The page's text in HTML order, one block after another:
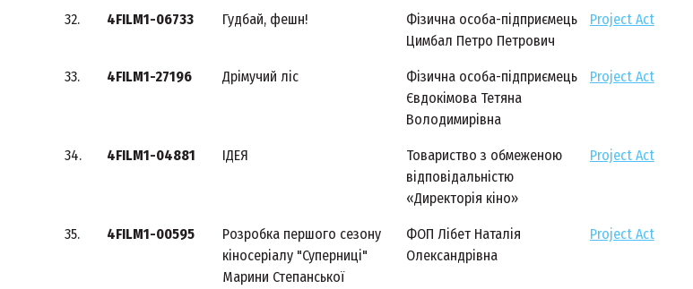
32. 4FILM1-06733 Гудбай, фешн!
Фізична особа-підприємець
Цимбал Петро Петрович
Project Act
33. 4FILM1-27196 Дрімучий ліс
Фізична особа-підприємець
Євдокімова Тетяна
Володимирівна
Project Act
34. 4FILM1-04881 ІДЕЯ
Товариство з обмеженою
відповідальністю
«Директорія кіно»
Project Act
35. 4FILM1-00595
Розробка першого сезону
кіносеріалу "Суперниці"
Марини Степанської
ФОП Лібет Наталія
Олександрівна
Project Act